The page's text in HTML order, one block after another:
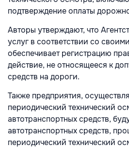
подтверждение оплаты
Авторы утверждают, что
услуг в соответствии со
обеспечивает регистрацию
действие, не относящееся к
средств на дороги.
Также предприятия,
периодический технический
автотранспортных средств,
автотранспортных средств,
периодический технический